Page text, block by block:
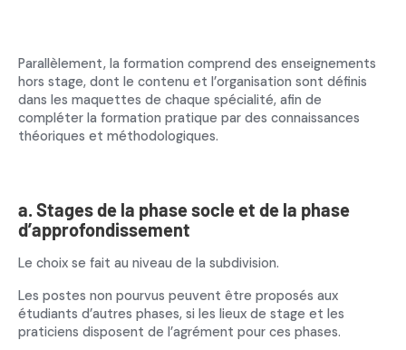
Parallèlement, la formation comprend des enseignements
hors stage, dont le contenu et l’organisation sont définis
dans les maquettes de chaque spécialité, afin de
compléter la formation pratique par des connaissances
théoriques et méthodologiques.
a. Stages de la phase socle et de la phase
d’approfondissement
Le choix se fait au niveau de la subdivision.
Les postes non pourvus peuvent être proposés aux
étudiants d’autres phases, si les lieux de stage et les
praticiens disposent de l’agrément pour ces phases.